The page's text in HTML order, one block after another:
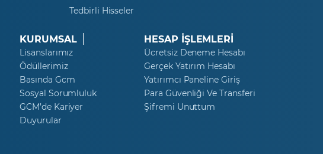
Tedbirli Hisseler
KURUMSAL
Lisanslarımız
Ödüllerimiz
Basında Gcm
Sosyal Sorumluluk
GCM’de Kariyer
Duyurular
HESAP İŞLEMLERİ
Ücretsiz Deneme Hesabı
Gerçek Yatırım Hesabı
Yatırımcı Paneline Giriş
Para Güvenliği Ve Transferi
Şifremi Unuttum